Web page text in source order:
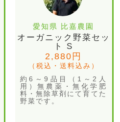
愛知県 比嘉農園
オーガニック野菜セッ
ト S
2,880円
（税込・送料込み）
約6～9品目（1～2人
用）無農薬・無化学肥
料・無除草剤にて育てた
野菜です。